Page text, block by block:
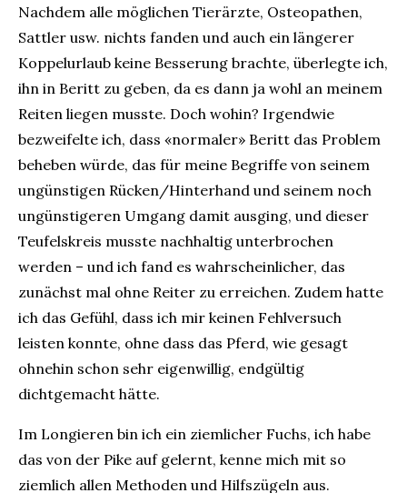
Nachdem alle möglichen Tierärzte, Osteopathen,
Sattler usw. nichts fanden und auch ein längerer
Koppelurlaub keine Besserung brachte, überlegte ich,
ihn in Beritt zu geben, da es dann ja wohl an meinem
Reiten liegen musste. Doch wohin? Irgendwie
bezweifelte ich, dass «normaler» Beritt das Problem
beheben würde, das für meine Begriffe von seinem
ungünstigen Rücken/Hinterhand und seinem noch
ungünstigeren Umgang damit ausging, und dieser
Teufelskreis musste nachhaltig unterbrochen
werden – und ich fand es wahrscheinlicher, das
zunächst mal ohne Reiter zu erreichen. Zudem hatte
ich das Gefühl, dass ich mir keinen Fehlversuch
leisten konnte, ohne dass das Pferd, wie gesagt
ohnehin schon sehr eigenwillig, endgültig
dichtgemacht hätte.
Im Longieren bin ich ein ziemlicher Fuchs, ich habe
das von der Pike auf gelernt, kenne mich mit so
ziemlich allen Methoden und Hilfszügeln aus.